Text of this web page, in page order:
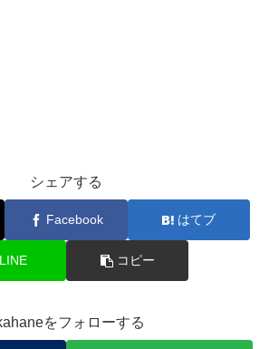
シェアする
Facebook はてブ
LINE コピー
をフォローする